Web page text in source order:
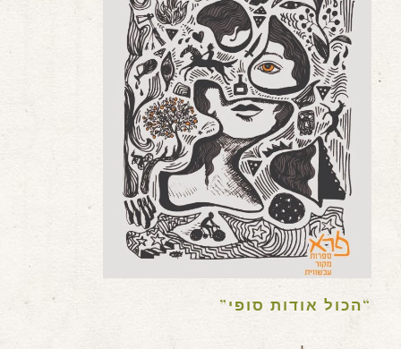
“הכול אודות סופי”